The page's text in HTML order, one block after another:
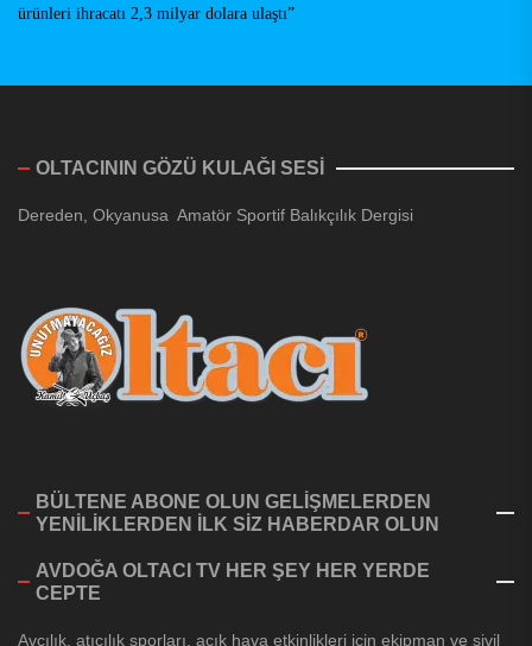
ürünleri ihracatı 2,3 milyar dolara ulaştı”
OLTACININ GÖZÜ KULAĞI SESİ
Dereden, Okyanusa Amatör Sportif Balıkçılık Dergisi
BÜLTENE ABONE OLUN GELİŞMELERDEN
YENİLİKLERDEN İLK SİZ HABERDAR OLUN
AVDOĞA OLTACI TV HER ŞEY HER YERDE
CEPTE
Avcılık, atıcılık sporları, açık hava etkinlikleri için ekipman ve sivil